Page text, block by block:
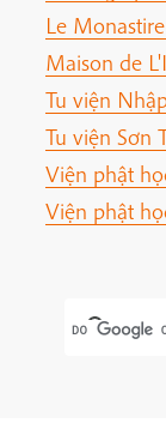
Le
Maison de
Tu viện
Tu viện Sơn
Viện phật
Viện phật